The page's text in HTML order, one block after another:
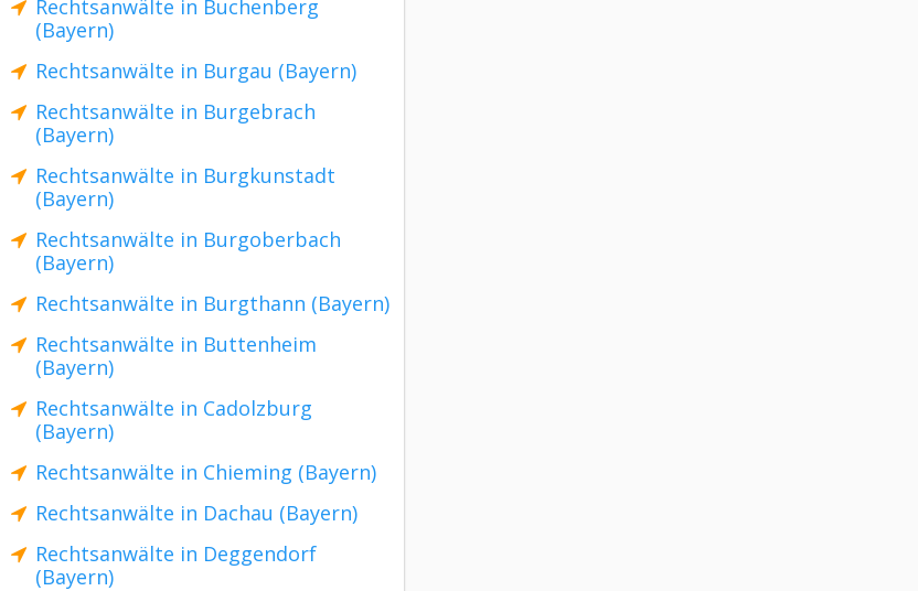
Rechtsanwälte in Buchenberg
(Bayern)
Rechtsanwälte in Burgau (Bayern)
Rechtsanwälte in Burgebrach
(Bayern)
Rechtsanwälte in Burgkunstadt
(Bayern)
Rechtsanwälte in Burgoberbach
(Bayern)
Rechtsanwälte in Burgthann (Bayern)
Rechtsanwälte in Buttenheim
(Bayern)
Rechtsanwälte in Cadolzburg
(Bayern)
Rechtsanwälte in Chieming (Bayern)
Rechtsanwälte in Dachau (Bayern)
Rechtsanwälte in Deggendorf
(Bayern)